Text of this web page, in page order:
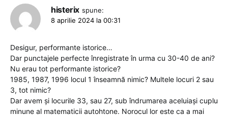
histerix spune:
8 aprilie 2024 la 00:31
Desigur, performante istorice…
Dar punctajele perfecte înregistrate în urma cu 30-40 de ani?
Nu erau tot performante istorice?
1985, 1987, 1996 locul 1 înseamnă nimic? Multele locuri 2 sau
3, tot nimic?
Dar avem și locurile 33, sau 27, sub îndrumarea aceluiași cuplu
minune al matematicii autohtone. Norocul lor este ca a mai